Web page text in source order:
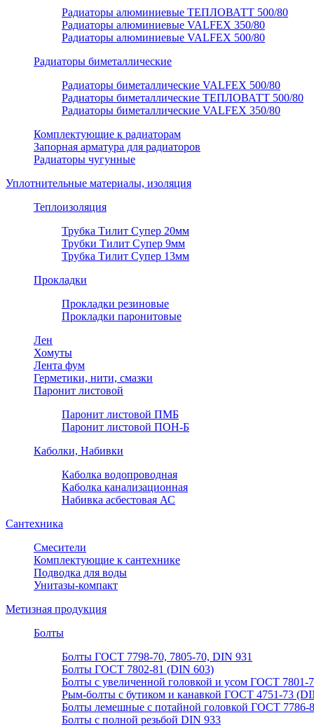
Радиаторы алюминиевые ТЕПЛОВАТТ 500/80
Радиаторы алюминиевые VALFEX 350/80
Радиаторы алюминиевые VALFEX 500/80
Радиаторы биметаллические
Радиаторы биметаллические VALFEX 500/80
Радиаторы биметаллические ТЕПЛОВАТТ 500/80
Радиаторы биметаллические VALFEX 350/80
Комплектующие к радиаторам
Запорная арматура для радиаторов
Радиаторы чугунные
Уплотнительные материалы, изоляция
Теплоизоляция
Трубка Тилит Супер 20мм
Трубки Тилит Супер 9мм
Трубка Тилит Супер 13мм
Прокладки
Прокладки резиновые
Прокладки паронитовые
Лен
Хомуты
Лента фум
Герметики, нити, смазки
Паронит листовой
Паронит листовой ПМБ
Паронит листовой ПОН-Б
Каболки, Набивки
Каболка водопроводная
Каболка канализационная
Набивка асбестовая АС
Сантехника
Смесители
Комплектующие к сантехнике
Подводка для воды
Унитазы-компакт
Метизная продукция
Болты
Болты ГОСТ 7798-70, 7805-70, DIN 931
Болты ГОСТ 7802-81 (DIN 603)
Болты с увеличенной головкой и усом ГОСТ 7801-
Рым-болты с бутиком и канавкой ГОСТ 4751-73
Болты лемешные с потайной головкой ГОСТ 7786-
Болты с полной резьбой DIN 933